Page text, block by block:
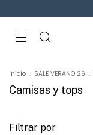
Inicio . SALE VERANO 26 .
Camisas y tops
Filtrar por